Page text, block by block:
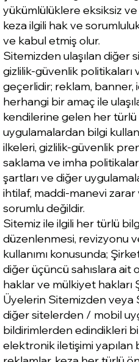
yükümlülüklere eksiksiz ve
keza ilgili hak ve
ve kabul etmiş olur.
Sitemizden ulaşılan diğer
gizlilik-güvenlik politikaları
geçerlidir; reklam,
herhangi bir amaç ile
kendilerine gelen her
uygulamalardan bilgi
ilkeleri, gizlilik-güvenlik
saklama ve imha
şartları ve diğer
ihtilaf, maddi-manevi
sorumlu değildir.
Sitemiz ile ilgili her türlü
düzenlenmesi, revizyonu
kullanımı konusunda;
diğer üçüncü sahıslara ait
haklar ve mülkiyet hakları
Üyelerin Sitemizden veya
diğer sitelerden / mobil
bildirimlerden edindikleri
elektronik iletişimi yapılan